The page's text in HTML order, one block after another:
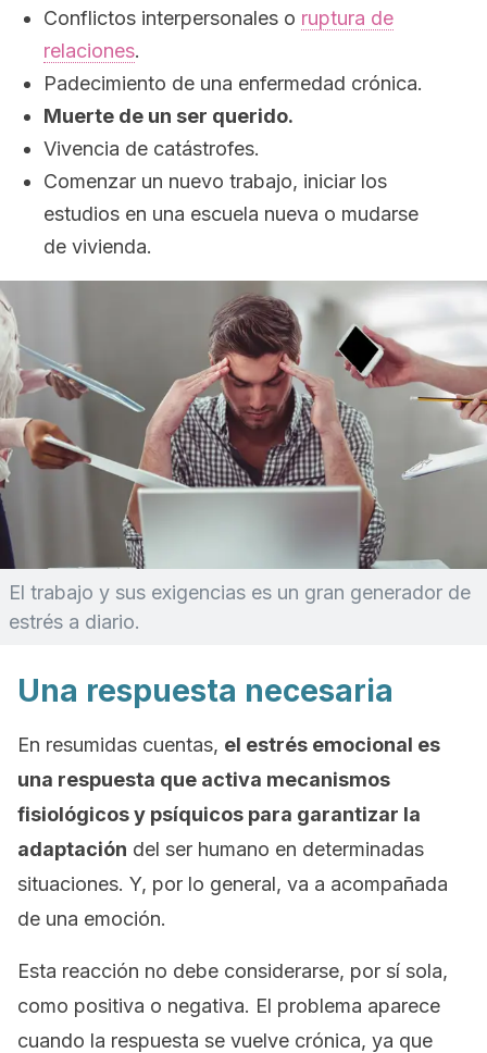
Conflictos interpersonales o ruptura de
relaciones.
Padecimiento de una enfermedad crónica.
Muerte de un ser querido.
Vivencia de catástrofes.
Comenzar un nuevo trabajo, iniciar los
estudios en una escuela nueva o mudarse
de vivienda.
El trabajo y sus exigencias es un gran generador de
estrés a diario.
Una respuesta necesaria
En resumidas cuentas, el estrés emocional es
una respuesta que activa mecanismos
fisiológicos y psíquicos para garantizar la
adaptación del ser humano en determinadas
situaciones. Y, por lo general, va a acompañada
de una emoción.
Esta reacción no debe considerarse, por sí sola,
como positiva o negativa. El problema aparece
cuando la respuesta se vuelve crónica, ya que